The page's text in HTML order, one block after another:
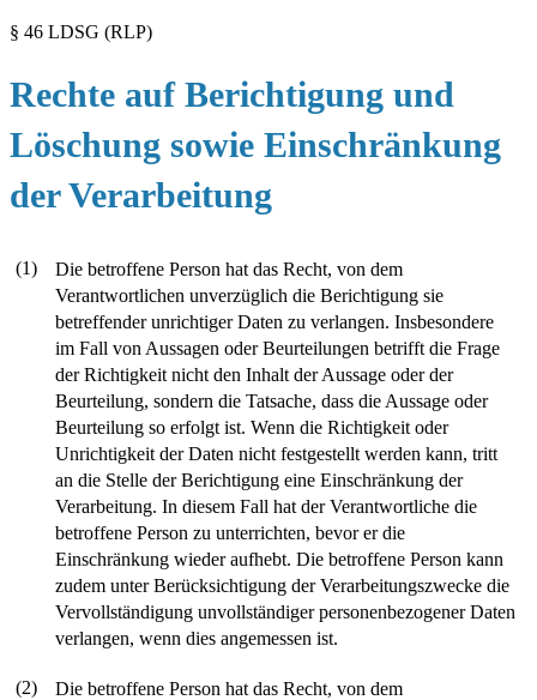
§ 46 LDSG (RLP)
Rechte auf Berichtigung und
Löschung sowie Einschränkung
der Verarbeitung
(1)
Die betroffene Person hat das Recht, von dem
Verantwortlichen unverzüglich die Berichtigung sie
betreffender unrichtiger Daten zu verlangen. Insbesondere
im Fall von Aussagen oder Beurteilungen betrifft die Frage
der Richtigkeit nicht den Inhalt der Aussage oder der
Beurteilung, sondern die Tatsache, dass die Aussage oder
Beurteilung so erfolgt ist. Wenn die Richtigkeit oder
Unrichtigkeit der Daten nicht festgestellt werden kann, tritt
an die Stelle der Berichtigung eine Einschränkung der
Verarbeitung. In diesem Fall hat der Verantwortliche die
betroffene Person zu unterrichten, bevor er die
Einschränkung wieder aufhebt. Die betroffene Person kann
zudem unter Berücksichtigung der Verarbeitungszwecke die
Vervollständigung unvollständiger personenbezogener Daten
verlangen, wenn dies angemessen ist.
(2)
Die betroffene Person hat das Recht, von dem